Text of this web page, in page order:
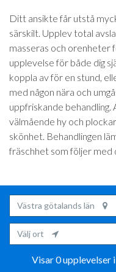
Ditt ansikte får utstå
särskilt. Upplev total
masseras och orenheter
upplevelse för både dig
koppla av för en stund,
med någon nära och
uppfriskande behandling.
välmående hy och
skönhet. Behandlingen
fräschhet som följer med
Västra götalands län
Välj ort
Visar 0 upplevelser i